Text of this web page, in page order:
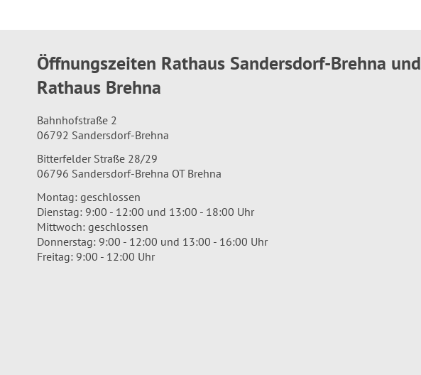
Öffnungszeiten Rathaus Sandersdorf-Brehna und
Rathaus Brehna
Bahnhofstraße 2
06792 Sandersdorf-Brehna
Bitterfelder Straße 28/29
06796 Sandersdorf-Brehna OT Brehna
Montag: geschlossen
Dienstag: 9:00 - 12:00 und 13:00 - 18:00 Uhr
Mittwoch: geschlossen
Donnerstag: 9:00 - 12:00 und 13:00 - 16:00 Uhr
Freitag: 9:00 - 12:00 Uhr